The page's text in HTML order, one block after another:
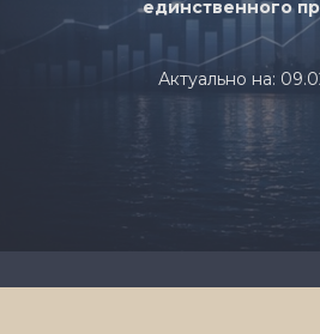
единственного
Актуально на: